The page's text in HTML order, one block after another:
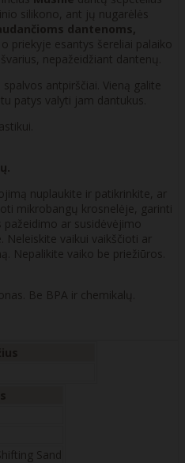
silikono, ant jų nugarėlės
dantenoms,
priekyje esantys šereliai palaiko
nepažeidžiant dantenų.
antpirščiai. Vieną galite
patys valyti jam dantukus.
nuplaukite ir patikrinkite, ar
mikrobangų krosnelėje, garinti
ar susidėvėjimo
Neleiskite vaikui vaikščioti ar
Nepalikite vaiko be priežiūros.
Be BPA ir chemikalų.
Sand